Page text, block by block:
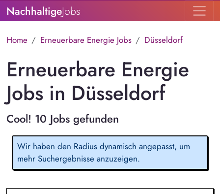
NachhaltigeJobs
Home Erneuerbare Energie Jobs Düsseldorf
Erneuerbare Energie
Jobs in Düsseldorf
Cool! 10 Jobs gefunden
Wir haben den Radius dynamisch angepasst, um
mehr Suchergebnisse anzuzeigen.